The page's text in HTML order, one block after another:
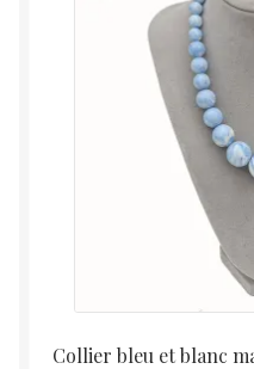
Collier bleu et blanc